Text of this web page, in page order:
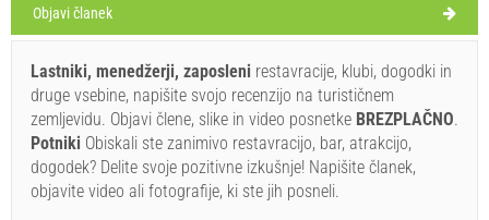
ponedeljek,
10. 08. 26 31°C vedro
torek,
11. 08. 26 27°C vedro
Ivan Nane (Facebook page)
WORKING HOURS
Objavi članek
Lastniki, menedžerji, zaposleni restavracije, klubi, dogodki in
druge vsebine, napišite svojo recenzijo na turističnem
zemljevidu. Objavi člene, slike in video posnetke BREZPLAČNO.
Potniki Obiskali ste zanimivo restavracijo, bar, atrakcijo,
dogodek? Delite svoje pozitivne izkušnje! Napišite članek,
objavite video ali fotografije, ki ste jih posneli.